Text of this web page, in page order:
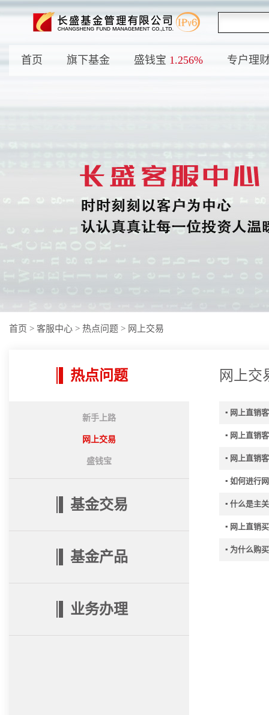
首页 旗下基金 盛钱宝 1.256% 专户理
首页 > 客服中心 > 热点问题 > 网上交易
热点问题
新手上路
网上交易
盛钱宝
基金交易
基金产品
业务办理
网上交
▪ 网上直销
▪ 网上直销
▪ 网上直销
▪ 如何进行
▪ 什么是主
▪ 网上直销
▪ 为什么购